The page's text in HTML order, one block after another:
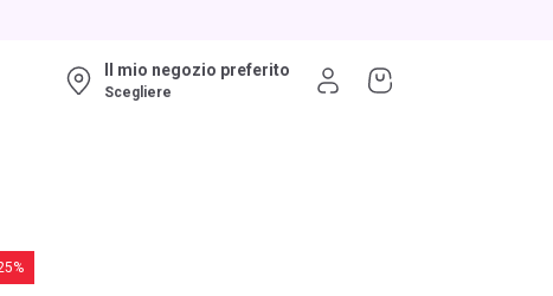
Il mio negozio preferito
Scegliere